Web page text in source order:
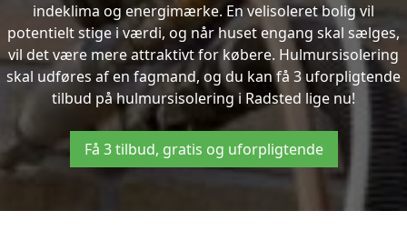
indeklima og energimærke. En velisoleret bolig vil
potentielt stige i værdi, og når huset engang skal sælges,
vil det være mere attraktivt for købere. Hulmursisolering
skal udføres af en fagmand, og du kan få 3 uforpligtende
tilbud på hulmursisolering i Radsted lige nu!
Få 3 tilbud, gratis og uforpligtende